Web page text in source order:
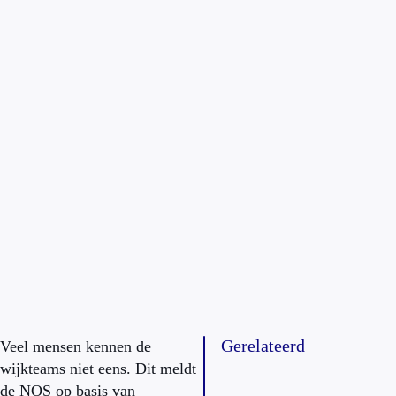
Veel mensen kennen de
wijkteams niet eens. Dit meldt
de NOS op basis van
Gerelateerd